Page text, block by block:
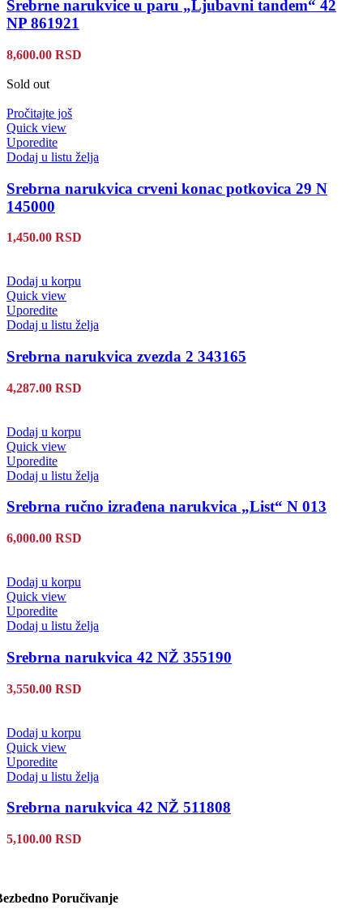
Srebrne narukvice u paru „Ljubavni tandem“ 42
NP 861921
8,600.00 RSD
Sold out
Pročitajte još
Quick view
Uporedite
Dodaj u listu želja
Srebrna narukvica crveni konac potkovica 29 N
145000
1,450.00 RSD
Dodaj u korpu
Quick view
Uporedite
Dodaj u listu želja
Srebrna narukvica zvezda 2 343165
4,287.00 RSD
Dodaj u korpu
Quick view
Uporedite
Dodaj u listu želja
Srebrna ručno izrađena narukvica „List“ N 013
6,000.00 RSD
Dodaj u korpu
Quick view
Uporedite
Dodaj u listu želja
Srebrna narukvica 42 NŽ 355190
3,550.00 RSD
Dodaj u korpu
Quick view
Uporedite
Dodaj u listu želja
Srebrna narukvica 42 NŽ 511808
5,100.00 RSD
Poručivanje